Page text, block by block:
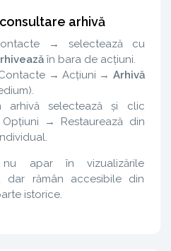
arhivă
→ selectează cu
în bara de acțiuni.
Contacte → Acțiuni → Arhivă
arhivă selectează și clic
Opțiuni → Restaurează din
nu apar în vizualizările
dar rămân accesibile din
istorice.